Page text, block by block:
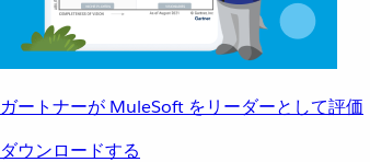
ガートナーが MuleSoft をリーダーとして評価
ダウンロードする